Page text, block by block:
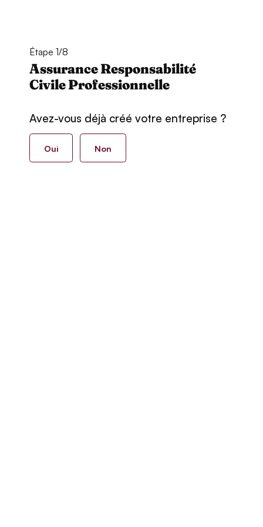
Étape 1/8
Assurance Responsabilité
Civile Professionnelle
Avez-vous déjà créé votre entreprise ?
Oui Non